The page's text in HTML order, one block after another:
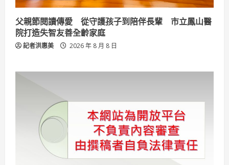
父親節閱讀傳愛 從守護孩子到陪伴長輩 市立鳳山醫
院打造失智友善全齡家庭
記者洪惠美 2026 年 8 月 8 日